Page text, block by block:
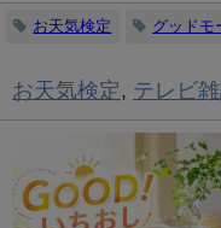
お天気検定 グッドモ
お天気検定 テレビ